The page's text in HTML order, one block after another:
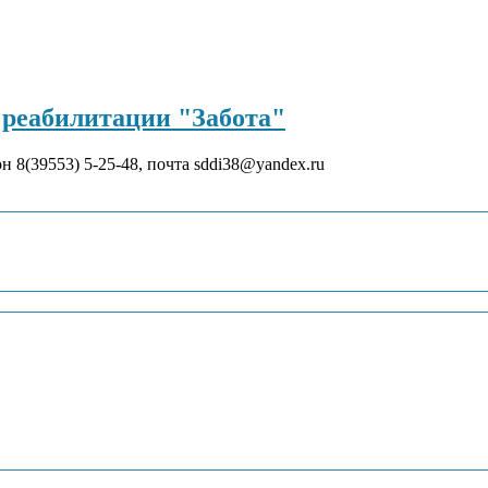
"Забота"
8(39553) 5-25-48, почта sddi38@yandex.ru